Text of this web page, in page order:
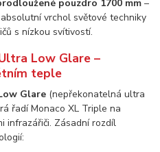
pouzdro 1700 mm –
vrchol světové techniky
s nízkou svítivostí.
Low Glare –
teple
Glare (nepřekonatelná ultra
řadí Monaco XL Triple na
infrazářiči. Zásadní rozdíl